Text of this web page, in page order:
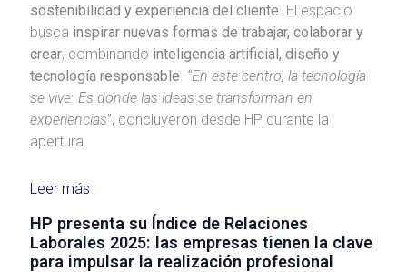
sostenibilidad y experiencia del cliente. El espacio
busca inspirar nuevas formas de trabajar, colaborar y
crear, combinando inteligencia artificial, diseño y
tecnología responsable. “En este centro, la tecnología
se vive. Es donde las ideas se transforman en
experiencias”, concluyeron desde HP durante la
apertura.
Leer más
HP presenta su Índice de Relaciones
Laborales 2025: las empresas tienen la clave
para impulsar la realización profesional